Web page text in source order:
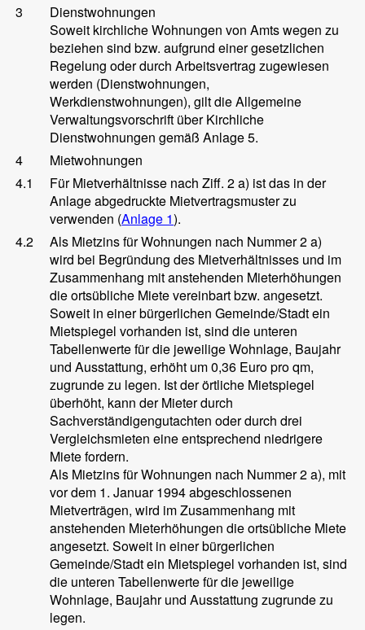
3
Dienstwohnungen
Soweit kirchliche Wohnungen von Amts wegen zu
beziehen sind bzw. aufgrund einer gesetzlichen
Regelung oder durch Arbeitsvertrag zugewiesen
werden (Dienstwohnungen,
Werkdienstwohnungen), gilt die Allgemeine
Verwaltungsvorschrift über Kirchliche
Dienstwohnungen gemäß Anlage 5.
4
Mietwohnungen
4.1
Für Mietverhältnisse nach Ziff. 2 a) ist das in der
Anlage abgedruckte Mietvertragsmuster zu
verwenden (Anlage 1).
4.2
Als Mietzins für Wohnungen nach Nummer 2 a)
wird bei Begründung des Mietverhältnisses und im
Zusammenhang mit anstehenden Mieterhöhungen
die ortsübliche Miete vereinbart bzw. angesetzt.
Soweit in einer bürgerlichen Gemeinde/Stadt ein
Mietspiegel vorhanden ist, sind die unteren
Tabellenwerte für die jeweilige Wohnlage, Baujahr
und Ausstattung, erhöht um 0,36 Euro pro qm,
zugrunde zu legen. Ist der örtliche Mietspiegel
überhöht, kann der Mieter durch
Sachverständigengutachten oder durch drei
Vergleichsmieten eine entsprechend niedrigere
Miete fordern.
Als Mietzins für Wohnungen nach Nummer 2 a), mit
vor dem 1. Januar 1994 abgeschlossenen
Mietverträgen, wird im Zusammenhang mit
anstehenden Mieterhöhungen die ortsübliche Miete
angesetzt. Soweit in einer bürgerlichen
Gemeinde/Stadt ein Mietspiegel vorhanden ist, sind
die unteren Tabellenwerte für die jeweilige
Wohnlage, Baujahr und Ausstattung zugrunde zu
legen.